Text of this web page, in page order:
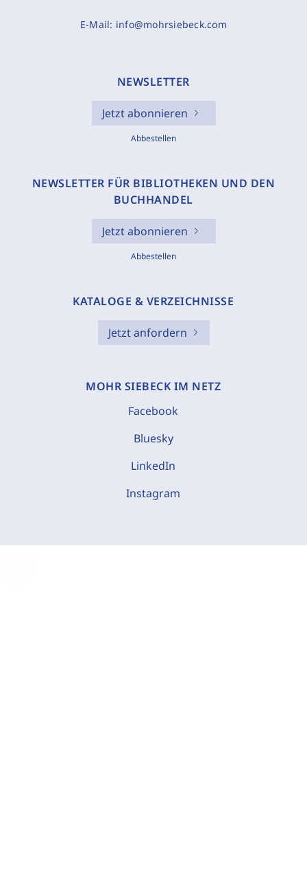
E-Mail: info@mohrsiebeck.com
NEWSLETTER
Jetzt abonnieren
Abbestellen
NEWSLETTER FÜR BIBLIOTHEKEN UND DEN
BUCHHANDEL
Jetzt abonnieren
Abbestellen
KATALOGE & VERZEICHNISSE
Jetzt anfordern
MOHR SIEBECK IM NETZ
Facebook
Bluesky
LinkedIn
Instagram